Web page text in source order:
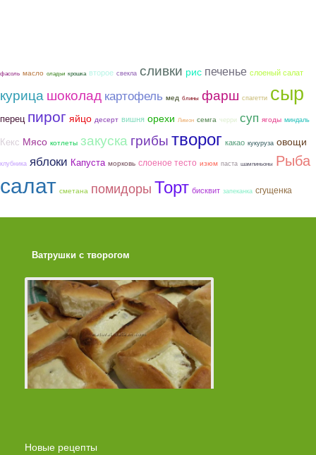
фасоль масло оладьи крошка второе свекла сливки рис печенье слоеный салат
курицашоколад картофель мед блины фарш спагетти сыр
перец пирог яйцо десерт вишня орехи Лимон семга черри суп ягоды миндаль
Кекс Мясо котлеты закускагрибытворог какао кукуруза овощи
клубника яблоки Капуста морковь слоеное тесто изюм паста шампиньоны Рыба
салат сметана помидорыТорт бисквит запеканка сгущенка
Ватрушки с творогом
Новые рецепты